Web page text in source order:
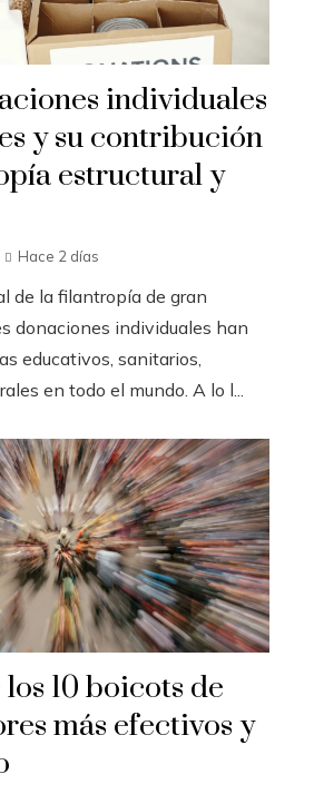
individuales
y su contribución
estructural y
Hace 2 días
de la filantropía de gran
donaciones individuales han
educativos, sanitarios,
en todo el mundo. A lo l...
10 boicots de
más efectivos y